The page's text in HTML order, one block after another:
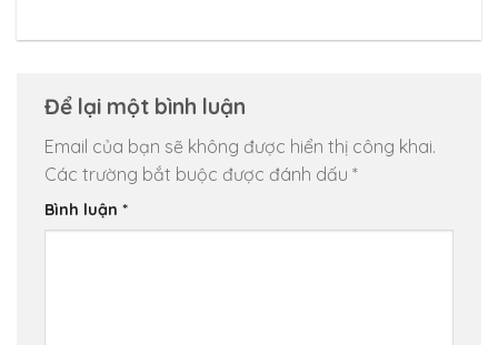
Để lại một bình luận
Email của bạn sẽ không được hiển thị công khai.
Các trường bắt buộc được đánh dấu *
Bình luận *